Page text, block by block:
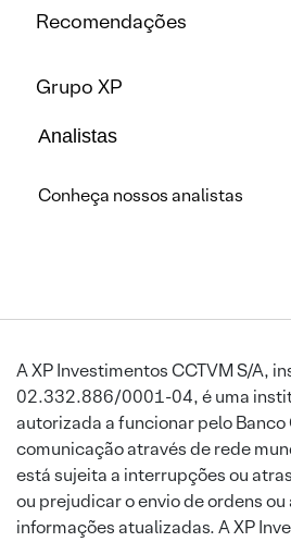
Recomendações
Grupo XP
Analistas
Conheça nossos analistas
A XP Investimentos CCTVM S/A,
02.332.886/0001-04, é uma
autorizada a funcionar pelo Banco
comunicação através de rede
está sujeita a interrupções ou
ou prejudicar o envio de ordens
informações atualizadas. A XP